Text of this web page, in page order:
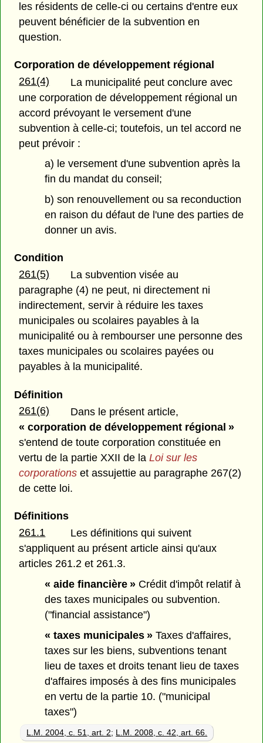
les résidents de celle-ci ou certains d'entre eux
peuvent bénéficier de la subvention en
question.
Corporation de développement régional
261(4)
La municipalité peut conclure avec
une corporation de développement régional un
accord prévoyant le versement d'une
subvention à celle-ci; toutefois, un tel accord ne
peut prévoir :
a) le versement d'une subvention après la
fin du mandat du conseil;
b) son renouvellement ou sa reconduction
en raison du défaut de l'une des parties de
donner un avis.
Condition
261(5)
La subvention visée au
paragraphe (4) ne peut, ni directement ni
indirectement, servir à réduire les taxes
municipales ou scolaires payables à la
municipalité ou à rembourser une personne des
taxes municipales ou scolaires payées ou
payables à la municipalité.
Définition
261(6)
Dans le présent article,
« corporation de développement régional »
s'entend de toute corporation constituée en
vertu de la partie XXII de laLoi sur les
corporationset assujettie au paragraphe 267(2)
de cette loi.
Définitions
261.1
Les définitions qui suivent
s'appliquent au présent article ainsi qu'aux
articles 261.2 et 261.3.
« aide financière » Crédit d'impôt relatif à
des taxes municipales ou subvention.
("financial assistance")
« taxes municipales » Taxes d'affaires,
taxes sur les biens, subventions tenant
lieu de taxes et droits tenant lieu de taxes
d'affaires imposés à des fins municipales
en vertu de la partie 10. ("municipal
taxes")
L.M. 2004, c. 51, art. 2; L.M. 2008, c. 42, art. 66.